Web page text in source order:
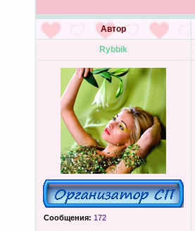
Автор
Rybbik
Сообщения: 172